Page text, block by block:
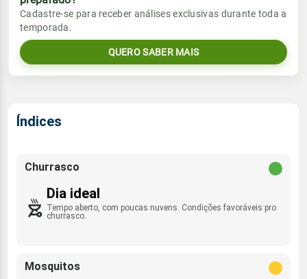
Umidade do ar
33% 52%
Rajada de vento
Sol
02:10h às 14:55h
Lua
Chuva
0.0mm
Umidade do ar
Vento
SW - 15km/h
Rajada de vento
Sol
Cadastre-se para receber análises exclusivas durante toda a
temporada.
QUERO SABER MAIS
Índices
Churrasco
Dia ideal
Tempo aberto, com poucas nuvens. Condições favoráveis pro
churrasco.
Mosquitos